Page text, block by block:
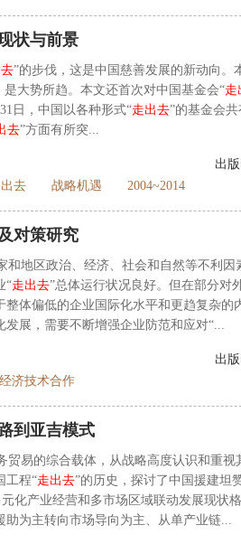
状与前景
”的步伐，这是中国慈善发展的新动向。
大势所趋。本文还首次对中国基金会“走
日，中国以各种形式“走出去”的基金会
去”方面有所突...
出
去 战略机遇 2004~2014
对策研究
和地区政治、经济、社会和自然等不利因
“走出去”总体运行状况良好。但在部分对
体偏低的企业国际化水平和更趋复杂的
展，需要不断增强企业防范和应对“...
出
济技术合作
到亚吉模式
易的综合载体，从战略高度认识和重视
工程“走出去”的历史，探讨了中国援建坦
化产业经营和多市场区域联动发展现状
为主转向市场导向为主、从单产业链...